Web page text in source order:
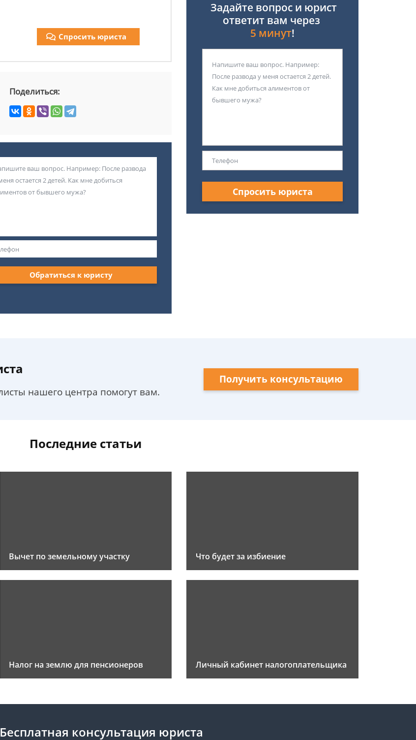
Спросить юриста
Поделиться:
Обратиться к юристу
Задайте вопрос и юрист
ответит вам через
5 минут!
Спросить юриста
нашего центра помогут вам.
Получить консультацию
Последние статьи
Вычет по земельному участку Что будет за избиение
Налог на землю для пенсионеров Личный кабинет налогоплательщика
Бесплатная консультация юриста